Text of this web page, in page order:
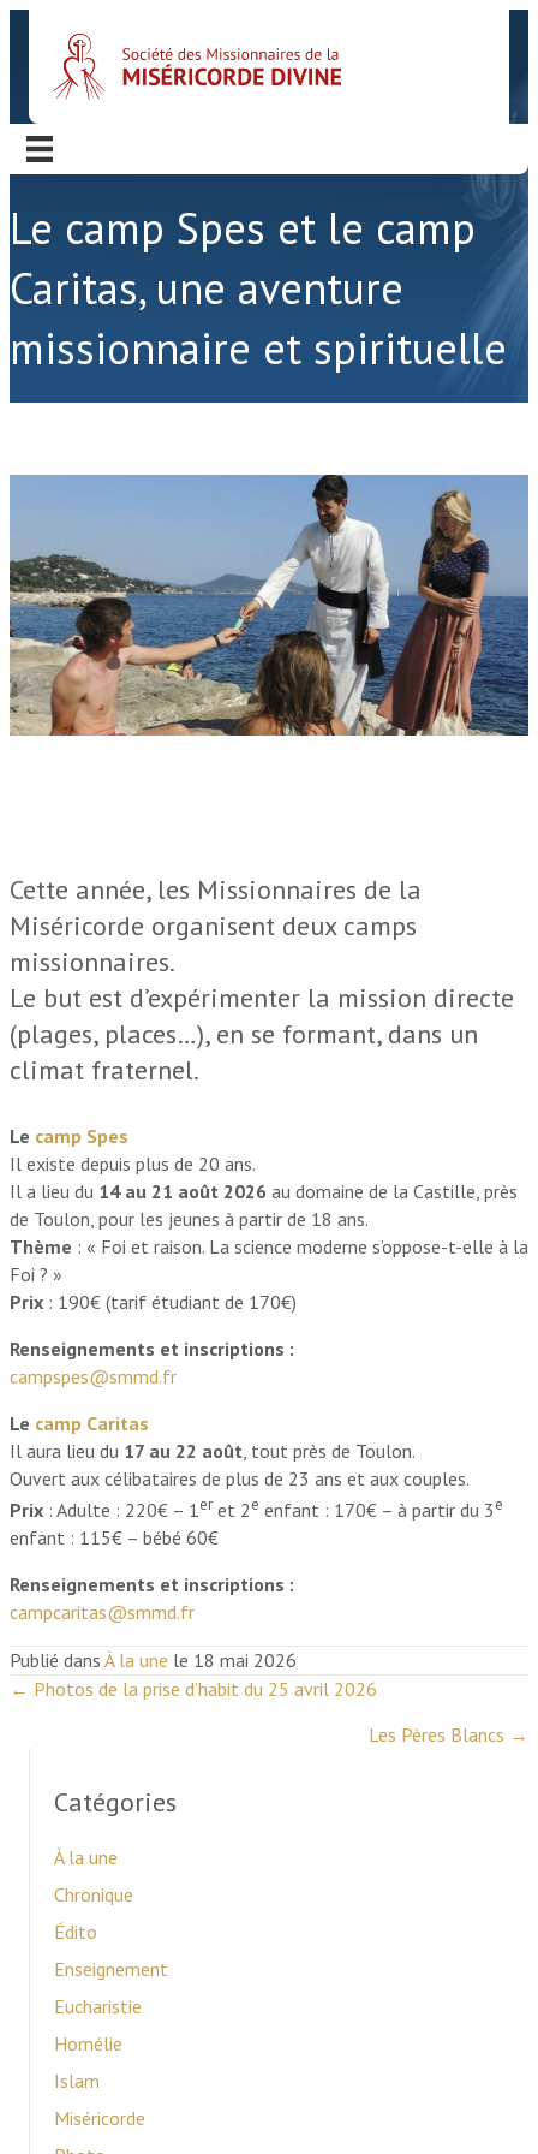
Le camp Spes et le camp
Caritas, une aventure
missionnaire et spirituelle
Cette année, les Missionnaires de la
Miséricorde organisent deux camps
missionnaires.
Le but est d’expérimenter la mission directe
(plages, places…), en se formant, dans un
climat fraternel.
Le camp Spes
Il existe depuis plus de 20 ans.
Il a lieu du 14 au 21 août 2026 au domaine de la Castille, près
de Toulon, pour les jeunes à partir de 18 ans.
Thème : « Foi et raison. La science moderne s’oppose-t-elle à la
Foi ? »
Prix : 190€ (tarif étudiant de 170€)
Renseignements et inscriptions :
campspes@smmd.fr
Le camp Caritas
Il aura lieu du 17 au 22 août , tout près de Toulon.
Ouvert aux célibataires de plus de 23 ans et aux couples.
Prix : Adulte : 220€ – 1eret 2e enfant : 170€ – à partir du 3e
enfant : 115€ – bébé 60€
Renseignements et inscriptions :
campcaritas@smmd.fr
Publié dans À la une le 18 mai 2026
← Photos de la prise d’habit du 25 avril 2026
Les Pères Blancs →
Catégories
À la une
Chronique
Édito
Enseignement
Eucharistie
Homélie
Islam
Miséricorde